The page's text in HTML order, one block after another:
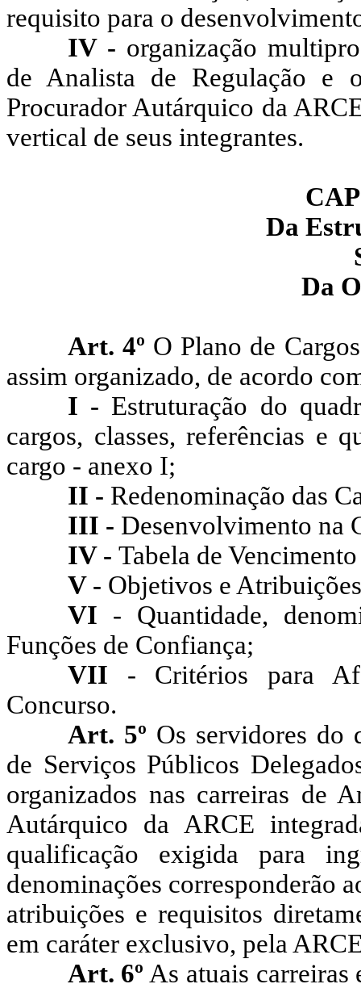
requisito para o
IV - organização
de Analista de Regulação e
Procurador Autárquico da
vertical de seus integrantes.
Da
Da
Art. 4º O Plano de
assim organizado, de acordo
I - Estruturação do
cargos, classes, referências e
cargo - anexo I;
II - Redenominação das
III - Desenvolvimento na
IV - Tabela de
V - Objetivos e
VI - Quantidade,
Funções de Confiança;
VII - Critérios para
Concurso.
Art. 5º Os servidores do
de Serviços Públicos
organizados nas carreiras de
Autárquico da ARCE
qualificação exigida para
denominações corresponderão
atribuições e requisitos
em caráter exclusivo, pela
Art. 6º As atuais carreiras